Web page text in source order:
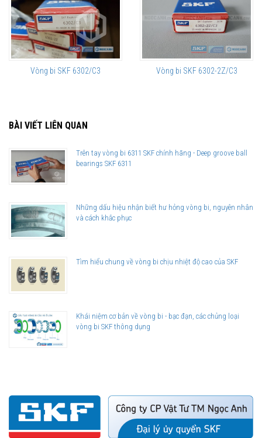
Vòng bi SKF 6302/C3 Vòng bi SKF 6302-2Z/C3
BÀI VIẾT LIÊN QUAN
Trên tay vòng bi 6311 SKF chính hãng - Deep groove ball
bearings SKF 6311
Những dấu hiệu nhận biết hư hỏng vòng bi, nguyên nhân
và cách khắc phục
Tìm hiểu chung về vòng bi chịu nhiệt độ cao của SKF
Khái niệm cơ bản về vòng bi - bạc đạn, các chủng loại
vòng bi SKF thông dụng